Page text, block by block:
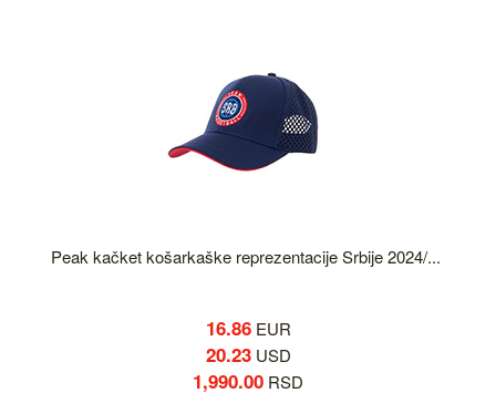
Peak kačket košarkaške reprezentacije Srbije 2024/...
16.86EUR
20.23USD
1,990.00 RSD